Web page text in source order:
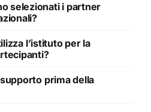
selezionati i partner
l’istituto per la
prima della